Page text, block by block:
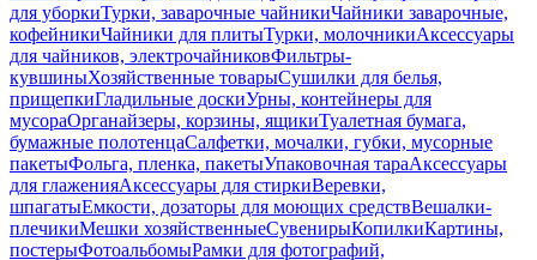
для уборкиТурки, заварочные чайникиЧайники заварочные,
кофейникиЧайники для плитыТурки, молочникиАксессуары
для чайников, электрочайниковФильтры-
кувшиныХозяйственные товарыСушилки для белья,
прищепкиГладильные доскиУрны, контейнеры для
мусораОрганайзеры, корзины, ящикиТуалетная бумага,
бумажные полотенцаСалфетки, мочалки, губки, мусорные
пакетыФольга, пленка, пакетыУпаковочная тараАксессуары
для глаженияАксессуары для стиркиВеревки,
шпагатыЕмкости, дозаторы для моющих средствВешалки-
плечикиМешки хозяйственныеСувенирыКопилкиКартины,
постерыФотоальбомыРамки для фотографий,